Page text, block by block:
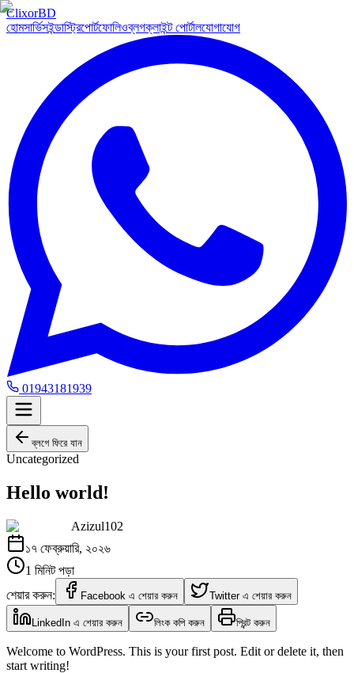
ClixorBD
হোমসার্ভিসইন্ডাস্ট্রিপোর্টফোলিওব্লগক্লাইন্ট পোর্টালযোগাযোগ
01943181939
ব্লগে ফিরে যান
Uncategorized
Hello world!
Azizul102
১৭ ফেব্রুয়ারি, ২০২৬
1 মিনিট পড়া
শেয়ার করুন:
Facebook এ শেয়ার করুন Twitter এ শেয়ার করুন
LinkedIn এ শেয়ার করুন লিংক কপি করুন প্রিন্ট করুন
Welcome to WordPress. This is your first post. Edit or delete it, then
start writing!